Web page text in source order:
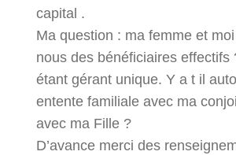
capital .
Ma question : ma femme et
nous des bénéficiaires effectifs
étant gérant unique. Y a t il
entente familiale avec ma
avec ma Fille ?
D’avance merci des